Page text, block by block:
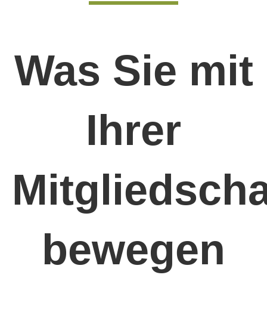
Was Sie mit
Ihrer
bewegen